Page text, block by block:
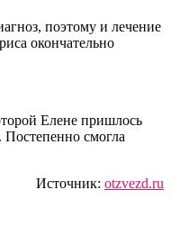
поэтому и лечение
окончательно
Елене пришлось
Постепенно смогла
Источник: otzvezd.ru